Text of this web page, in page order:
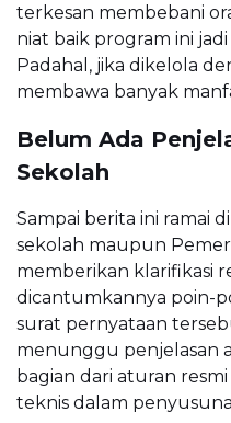
terkesan membebani
niat baik program ini
Padahal, jika dikelola
membawa banyak
Belum Ada
Sekolah
Sampai berita ini ramai
sekolah maupun
memberikan klarifikasi
dicantumkannya poin-
surat pernyataan
menunggu penjelasan
bagian dari aturan
teknis dalam